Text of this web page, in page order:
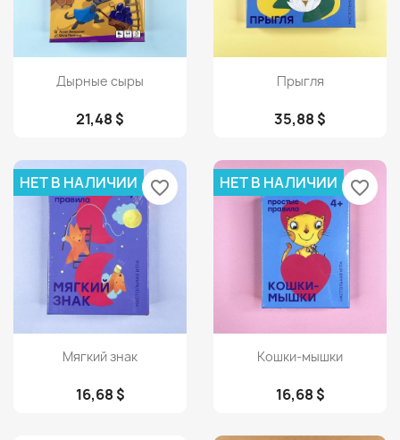
Просмотр
Дырные сыры
21,48 $
Просмотр
Прыгля
35,88 $
Просмотр
Мягкий знак
16,68 $
НЕТ В НАЛИЧИИ favorite_border
Просмотр
Кошки-мышки
16,68 $
НЕТ В НАЛИЧИИ favorite_border